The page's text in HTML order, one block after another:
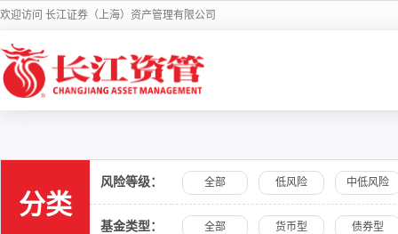
欢迎访问 长江证券（上海）资产管理有限公司
分类
风险等级： 全部 低风险 中低风险
基金类型： 全部 货币型 债券型